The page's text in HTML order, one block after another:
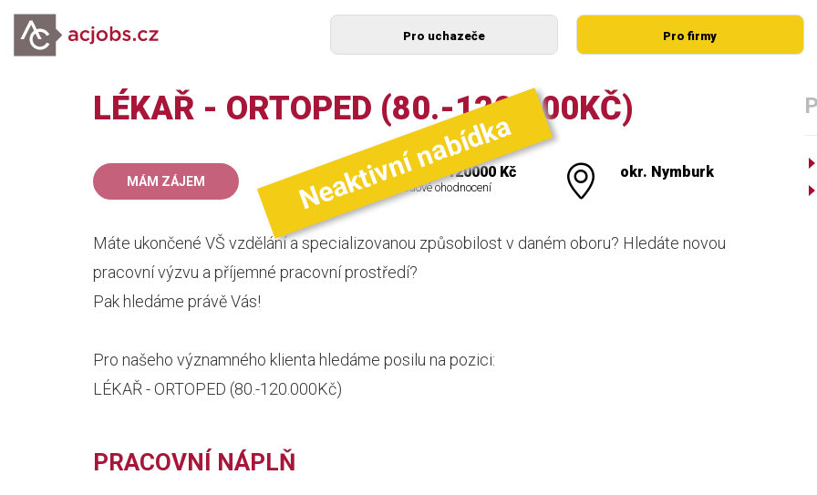
Pro uchazeče Pro firmy
LÉKAŘ - ORTOPED (80.-120.000KČ)
Neaktivní nabídka
MÁM ZÁJEM
80000 - 120000 Kč
mzdové ohodnocení
okr. Nymburk
Máte ukončené VŠ vzdělání a specializovanou způsobilost v daném oboru? Hledáte novou
pracovní výzvu a příjemné pracovní prostředí?
Pak hledáme právě Vás!
Pro našeho významného klienta hledáme posilu na pozici:
LÉKAŘ - ORTOPED (80.-120.000Kč)
PRACOVNÍ NÁPLŇ